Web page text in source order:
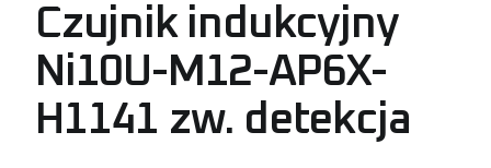
Czujnik indukcyjny
Ni10U-M12-AP6X-
H1141 zw. detekcja